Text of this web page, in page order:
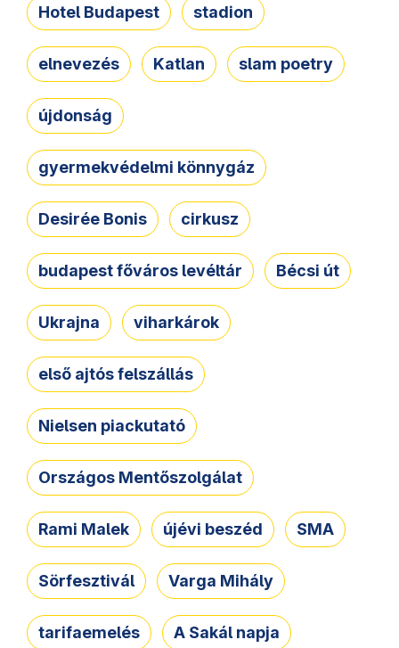
Hotel Budapest stadion
elnevezés Katlan slam poetry
újdonság
gyermekvédelmi könnygáz
Desirée Bonis cirkusz
budapest főváros levéltár Bécsi út
Ukrajna viharkárok
első ajtós felszállás
Nielsen piackutató
Országos Mentőszolgálat
Rami Malek újévi beszéd SMA
Sörfesztivál Varga Mihály
tarifaemelés A Sakál napja